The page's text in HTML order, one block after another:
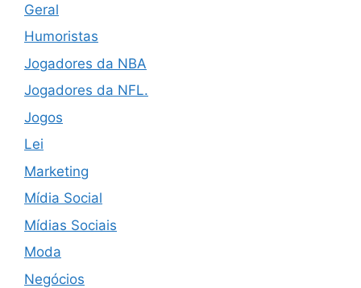
Geral
Humoristas
Jogadores da NBA
Jogadores da NFL.
Jogos
Lei
Marketing
Mídia Social
Mídias Sociais
Moda
Negócios